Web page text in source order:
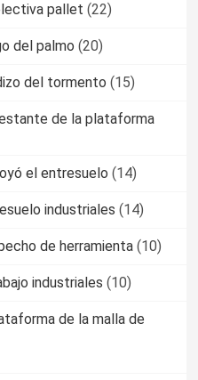
pallet (22)
del palmo (20)
del tormento (15)
de la plataforma
el entresuelo (14)
industriales (14)
de herramienta (10)
industriales (10)
de la malla de